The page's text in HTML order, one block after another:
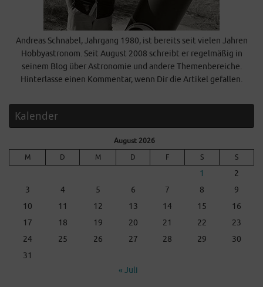
Andreas Schnabel, Jahrgang 1980, ist bereits seit vielen Jahren
Hobbyastronom. Seit August 2008 schreibt er regelmäßig in
seinem Blog über Astronomie und andere Themenbereiche.
Hinterlasse einen Kommentar, wenn Dir die Artikel gefallen.
Kalender
August 2026
M
D M D F S S
1
2
3
4 5 6 7 8
9
10
11 12 13 14 15
16
17
18 19 20 21 22
23
24
25 26 27 28 29
30
31
« Juli